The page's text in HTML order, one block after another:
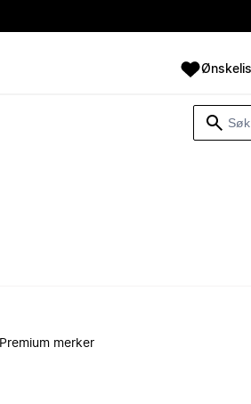
Premium merker